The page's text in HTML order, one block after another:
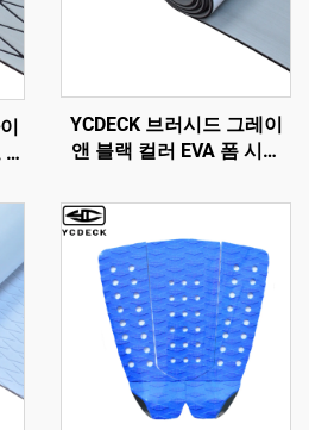
YCDECK 브러시드 그레이
앤 블랙 컬러 EVA 폼 시트
방скаid 패드